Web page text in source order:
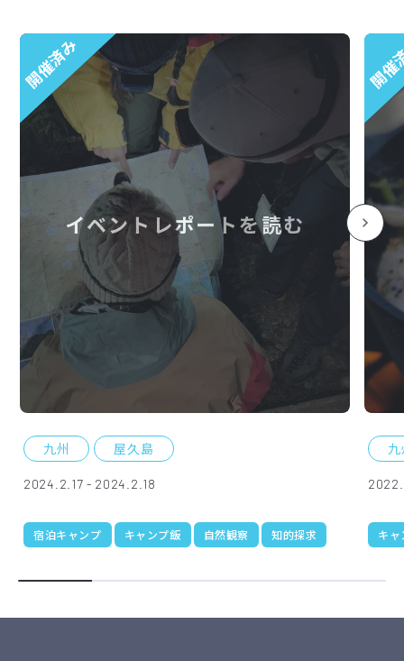
開催済み
イベントレポートを読む
九州 屋久島
2024.2.17 - 2024.2.18
宿泊キャンプ キャンプ飯 自然観察 知的探求
開
キャ